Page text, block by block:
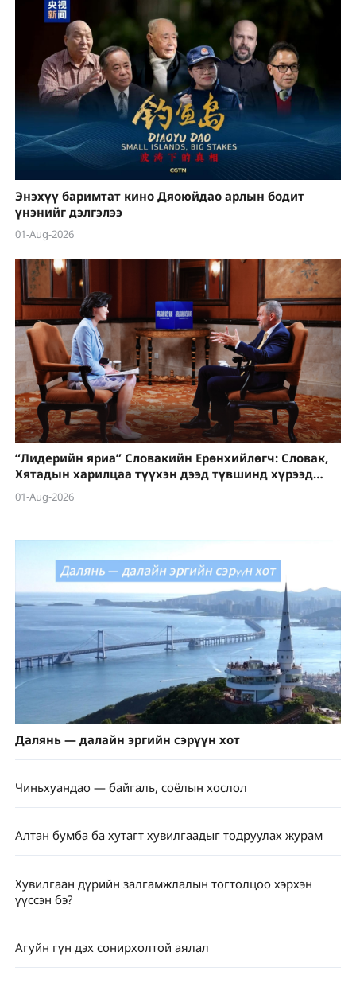
Энэхүү баримтат кино Дяоюйдао арлын бодит
үнэнийг дэлгэлээ
01-Aug-2026
“Лидерийн яриа” Словакийн Ерөнхийлөгч: Словак,
Хятадын харилцаа түүхэн дээд түвшинд хүрээд
байна
01-Aug-2026
Далянь — далайн эргийн сэрүүн хот
Чиньхуандао — байгаль, соёлын хослол
Алтан бумба ба хутагт хувилгаадыг тодруулах журам
Хувилгаан дүрийн залгамжлалын тогтолцоо хэрхэн
үүссэн бэ?
Агуйн гүн дэх сонирхолтой аялал